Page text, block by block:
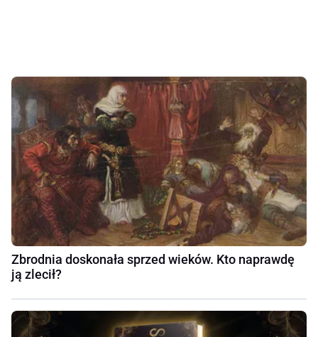
Zbrodnia doskonała sprzed wieków. Kto naprawdę
ją zlecił?